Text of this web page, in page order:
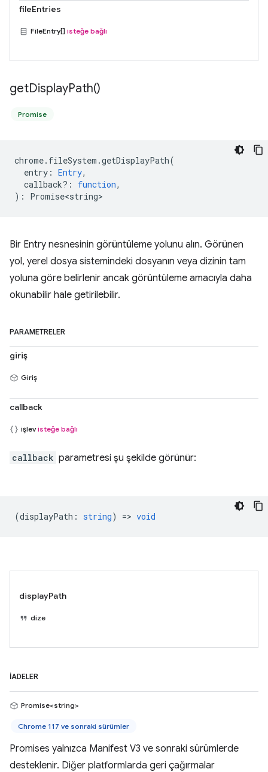
fileEntries
FileEntry[] isteğe bağlı
getDisplayPath()
Promise
chrome. fileSystem .getDisplayPath(
entry : Entry,
callback? : function,
) : Promise<string>
Bir Entry nesnesinin görüntüleme yolunu alın. Görünen
yol, yerel dosya sistemindeki dosyanın veya dizinin tam
yoluna göre belirlenir ancak görüntüleme amacıyla daha
okunabilir hale getirilebilir.
PARAMETRELER
giriş
Giriş
callback
işlevisteğe bağlı
callback parametresi şu şekilde görünür:
(displayPath : string) => void
displayPath
dize
İADELER
Promise<string>
Chrome 117 ve sonraki sürümler
Promises yalnızca Manifest V3 ve sonraki sürümlerde
desteklenir. Diğer platformlarda geri çağırmalar